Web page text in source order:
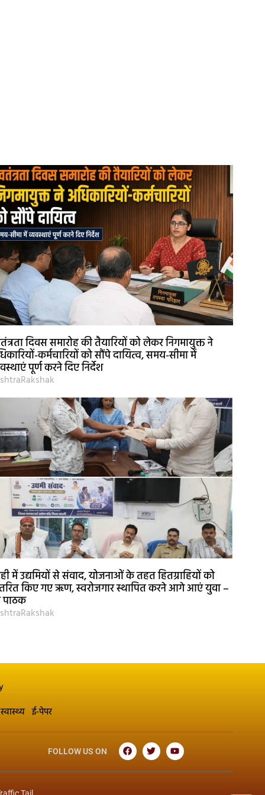
दिवस समारोह की तैयारियों को लेकर निगमायुक्त ने
कर्मचारियों को सौंपे दायित्व, समय-सीमा में
पूर्ण करने दिए निर्देश
में उद्यमियों से संवाद, योजनाओं के तहत हितग्राहियों को
किए गए ऋण, स्वरोजगार स्थापित करने आगे आएं युवा –
पाठक
स्वास्थ्य ई-पेपर
FOLLOW US ON
Tail